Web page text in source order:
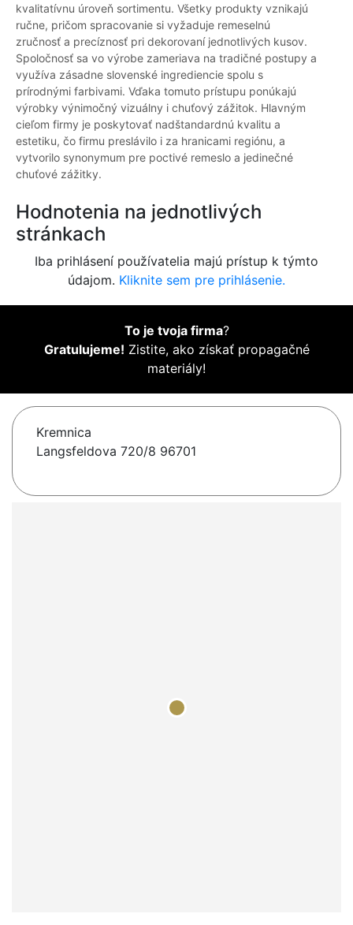
kvalitatívnu úroveň sortimentu. Všetky produkty vznikajú
ručne, pričom spracovanie si vyžaduje remeselnú
zručnosť a precíznosť pri dekorovaní jednotlivých kusov.
Spoločnosť sa vo výrobe zameriava na tradičné postupy a
využíva zásadne slovenské ingrediencie spolu s
prírodnými farbivami. Vďaka tomuto prístupu ponúkajú
výrobky výnimočný vizuálny i chuťový zážitok. Hlavným
cieľom firmy je poskytovať nadštandardnú kvalitu a
estetiku, čo firmu preslávilo i za hranicami regiónu, a
vytvorilo synonymum pre poctivé remeslo a jedinečné
chuťové zážitky.
Hodnotenia na jednotlivých
stránkach
Iba prihlásení používatelia majú prístup k týmto
údajom. Kliknite sem pre prihlásenie.
To je tvoja firma?
Gratulujeme! Zistite, ako získať propagačné
materiály!
Kremnica
Langsfeldova 720/8 96701